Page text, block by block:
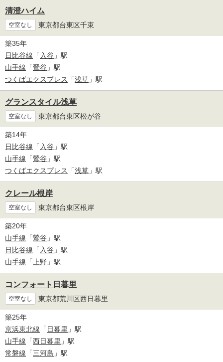
清澄ハイム
空室なし 東京都台東区千束
築35年
日比谷線 「 入谷 」駅
山手線 「鶯谷 」駅
つくばエクスプレス
「浅草 」駅
グランスタイル浅草
空室なし 東京都台東区松が谷
築14年
日比谷線 「 入谷 」駅
山手線 「鶯谷 」駅
つくばエクスプレス
「浅草 」駅
クレール根岸
空室なし 東京都台東区根岸
築20年
山手線 「鶯谷 」駅
日比谷線 「 入谷 」駅
山手線 「 上野 」駅
コンフォート日暮里
空室なし 東京都荒川区西日暮里
築25年
京浜東北線 「 日暮里 」駅
山手線 「西日暮里 」駅
常磐線 「三河島 」駅